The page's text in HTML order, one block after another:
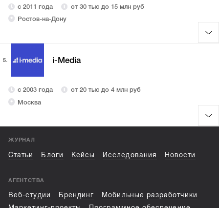
с 2011 года
от 30 тыс до 15 млн руб
Ростов-на-Дону
5. i-Media
с 2003 года
от 20 тыс до 4 млн руб
Москва
ЖУРНАЛ
Статьи Блоги Кейсы Исследования Новости
АГЕНТСТВА
Веб-студии Брендинг
Мобильные разработчики